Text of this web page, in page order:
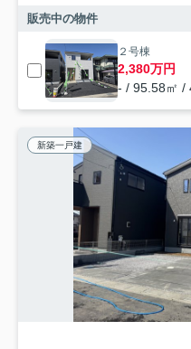
販売中の物件
２号棟
2,380万円
- / 95.58㎡ /
新築一戸建